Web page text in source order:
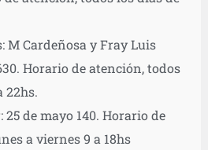
M Cardeñosa y Fray Luis
Horario de atención, todos
22hs.
25 de mayo 140. Horario de
a viernes 9 a 18hs